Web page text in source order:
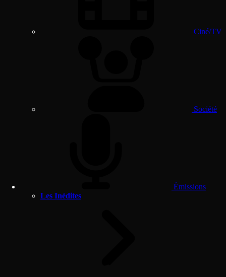
Ciné/TV
Société
Émissions
Les Inédites